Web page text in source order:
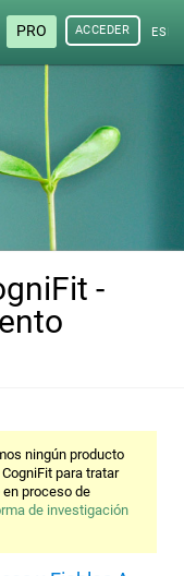
PRO ACCEDER
-
ningún producto
para tratar
proceso de
de investigación